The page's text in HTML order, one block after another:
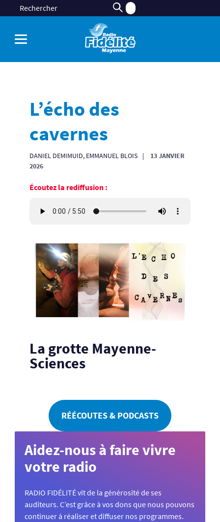
L’écho des
cavernes
DANIEL DEMIMUID, EMMANUEL BLOIS
13 JANVIER
2026
Écoutez la rediffusion :
La grotte Mayenne-
Sciences
RÉÉCOUTES & PODCASTS
Aidez-nous à faire vivre
votre radio
RADIO FIDÉLITÉ vit de la générosité de ses
auditeurs. C’est grâce à vos dons que nous pouvons
continuer à réaliser et diffuser nos programmes.